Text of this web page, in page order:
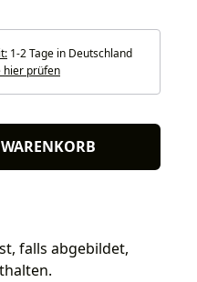
1-2 Tage in Deutschland
hier prüfen
falls abgebildet,